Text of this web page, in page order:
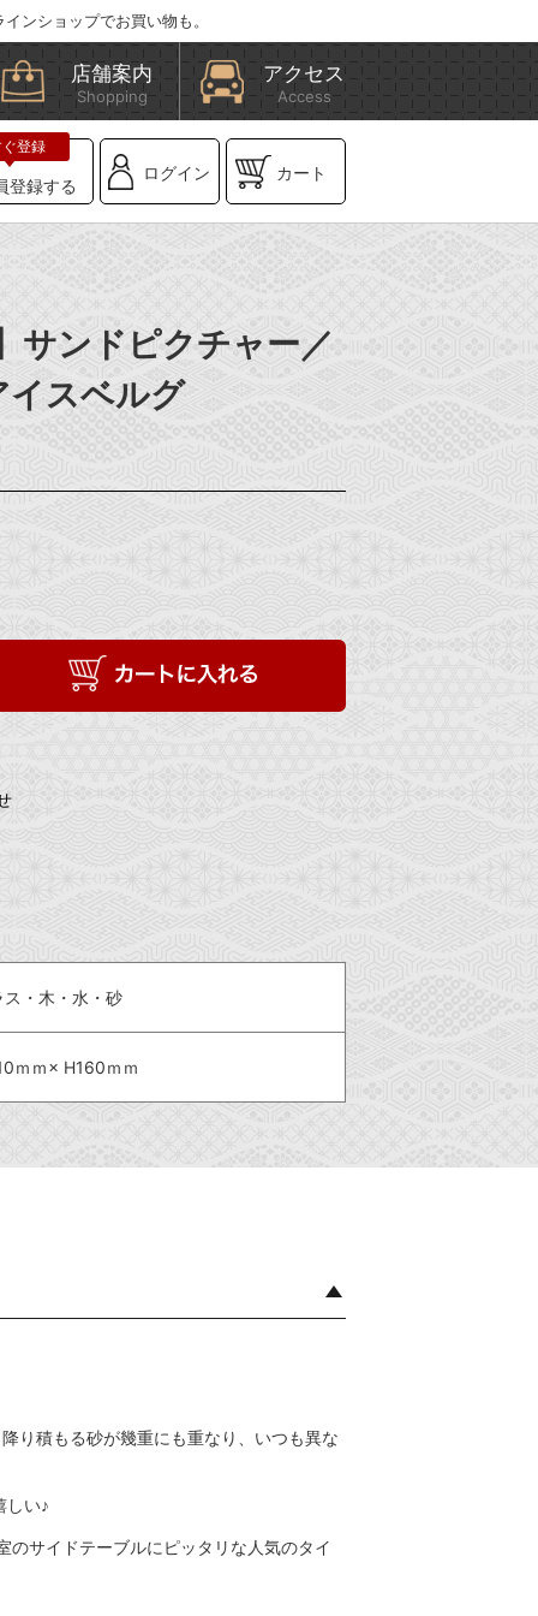
ンショップでお買い物も。
店舗案内
Shopping
アクセス
Access
登録する
ログイン カート
サンドピクチャー／
イスベルグ
ス・木・水・砂
ｍｍ× H160ｍｍ
り積もる砂が幾重にも重なり、いつも異な
しい♪
サイドテーブルにピッタリな人気のタイ